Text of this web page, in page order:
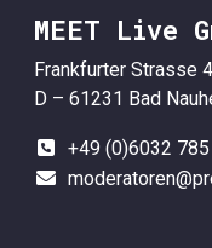
MEET Live
Frankfurter Strasse
D – 61231 Bad
+49 (0)6032